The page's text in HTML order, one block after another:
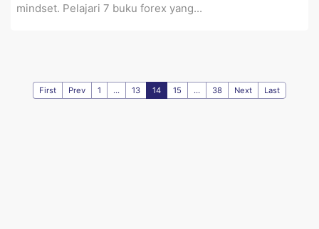
mindset. Pelajari 7 buku forex yang...
First Prev 1 ... 13 14 15 ... 38 Next Last